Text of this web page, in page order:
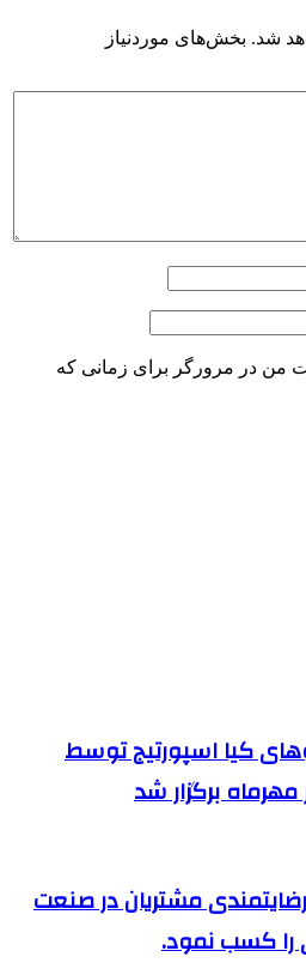
شد. بخش‌های موردنیاز
من در مرورگر برای زمانی که
کیا اسپورتیج توسط
برگزار شد
مشتریان در صنعت
را کسب نمود.